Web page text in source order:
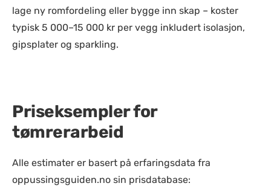
lage ny romfordeling eller bygge inn skap – koster
typisk 5 000–15 000 kr per vegg inkludert isolasjon,
gipsplater og sparkling.
Priseksempler for
tømrerarbeid
Alle estimater er basert på erfaringsdata fra
oppussingsguiden.no sin prisdatabase: